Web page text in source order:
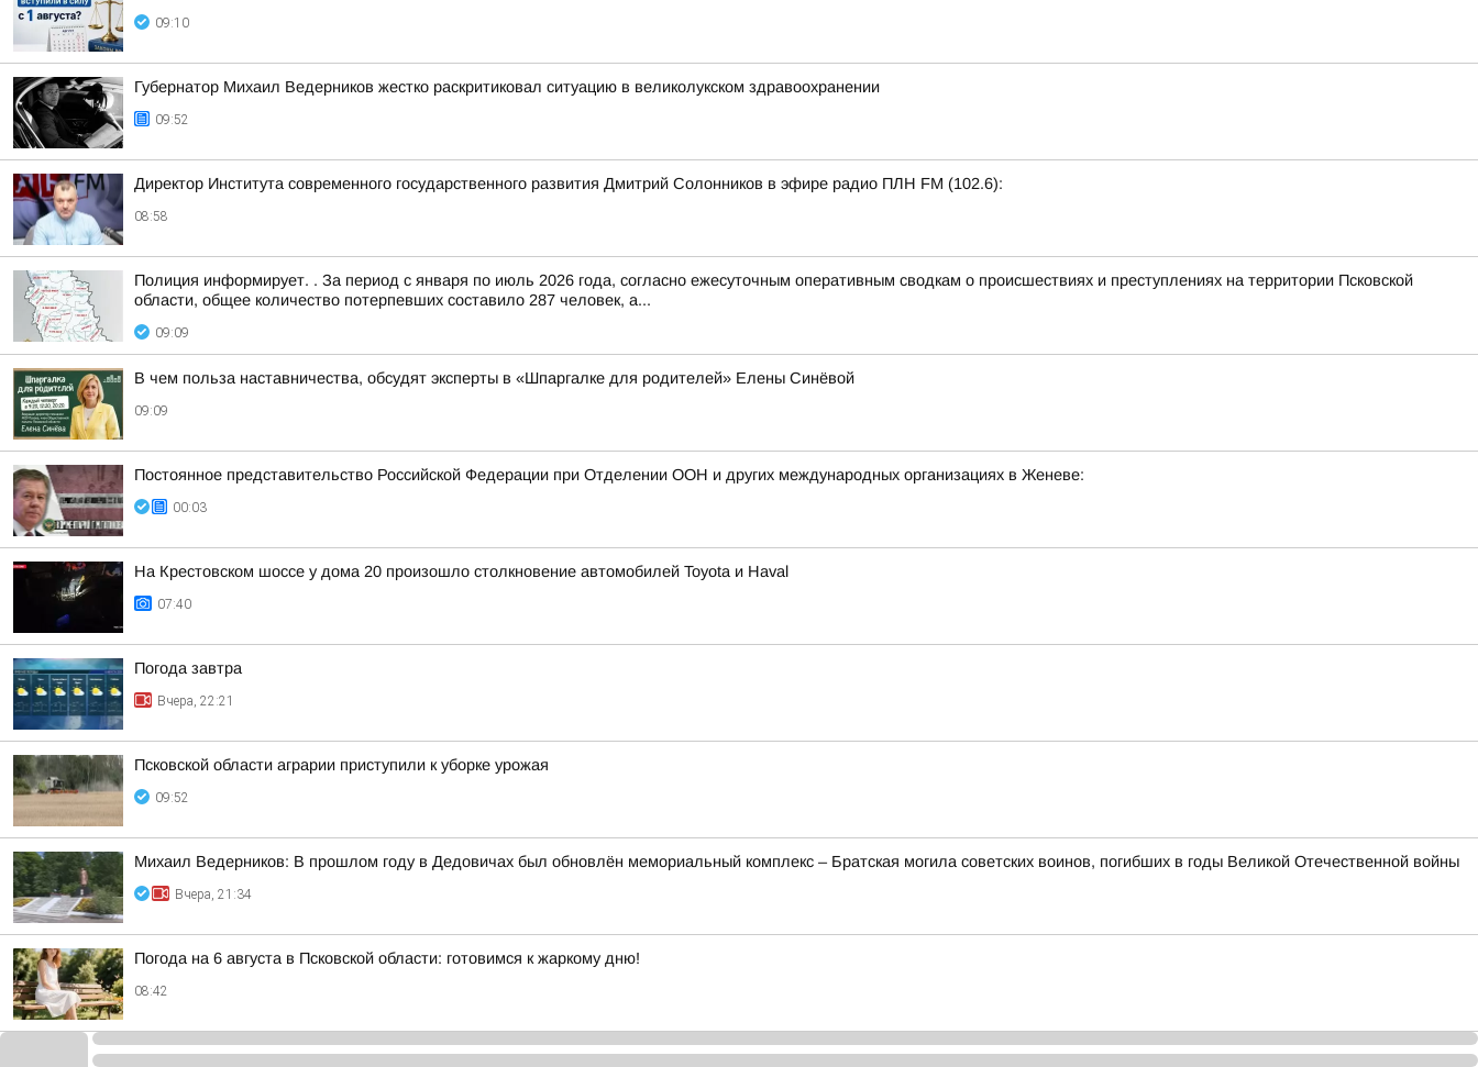
09:10
Губернатор Михаил Ведерников жестко раскритиковал ситуацию в великолукском здравоохранении
09:52
Директор Института современного государственного развития Дмитрий Солонников в эфире радио ПЛН FM (102.6):
08:58
Полиция информирует. . За период с января по июль 2026 года, согласно ежесуточным оперативным сводкам о происшествиях и преступлениях на территории Псковской
области, общее количество потерпевших составило 287 человек, а...
09:09
В чем польза наставничества, обсудят эксперты в «Шпаргалке для родителей» Елены Синёвой
09:09
Постоянное представительство Российской Федерации при Отделении ООН и других международных организациях в Женеве:
00:03
На Крестовском шоссе у дома 20 произошло столкновение автомобилей Toyota и Haval
07:40
Погода завтра
Вчера, 22:21
Псковской области аграрии приступили к уборке урожая
09:52
Михаил Ведерников: В прошлом году в Дедовичах был обновлён мемориальный комплекс – Братская могила советских воинов, погибших в годы Великой Отечественной войны
Вчера, 21:34
Погода на 6 августа в Псковской области: готовимся к жаркому дню!
08:42